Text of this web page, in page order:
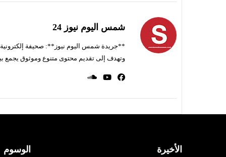
شمس اليوم نيوز 24
**جريدة شمس اليوم نيوز**: صحيفة إلكترونية
وتهدف إلى تقديم محتوى متنوع وموثوق يجمع
الأخيرة الوسوم